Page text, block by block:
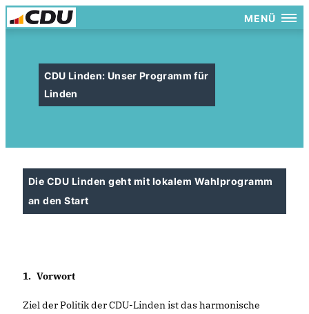
MENÜ
CDU Linden: Unser Programm für
Linden
Die CDU Linden geht mit lokalem Wahlprogramm
an den Start
1. Vorwort
Ziel der Politik der CDU-Linden ist das harmonische